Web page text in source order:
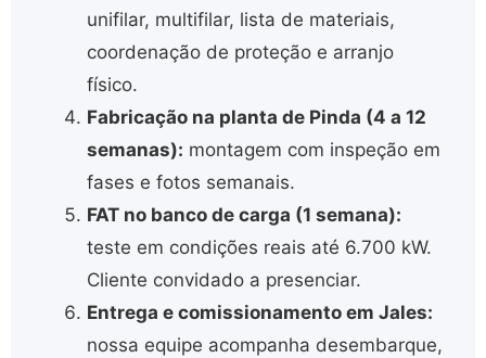
unifilar, multifilar, lista de materiais,
coordenação de proteção e arranjo
físico.
Fabricação na planta de Pinda (4 a 12
semanas): montagem com inspeção em
fases e fotos semanais.
FAT no banco de carga (1 semana):
teste em condições reais até 6.700 kW.
Cliente convidado a presenciar.
Entrega e comissionamento em Jales:
nossa equipe acompanha desembarque,